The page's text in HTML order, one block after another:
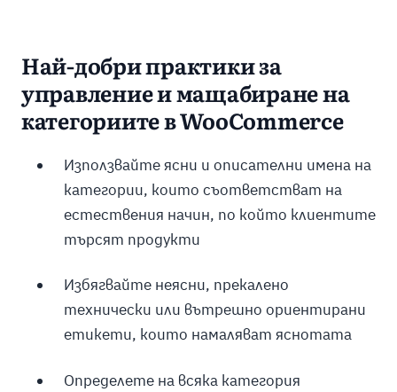
Най-добри практики за
управление и мащабиране на
категориите в WooCommerce
Използвайте ясни и описателни имена на
категории, които съответстват на
естествения начин, по който клиентите
търсят продукти
Избягвайте неясни, прекалено
технически или вътрешно ориентирани
етикети, които намаляват яснотата
Определете на всяка категория